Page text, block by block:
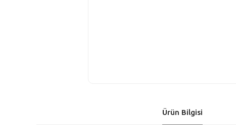
Ürün Bilgisi